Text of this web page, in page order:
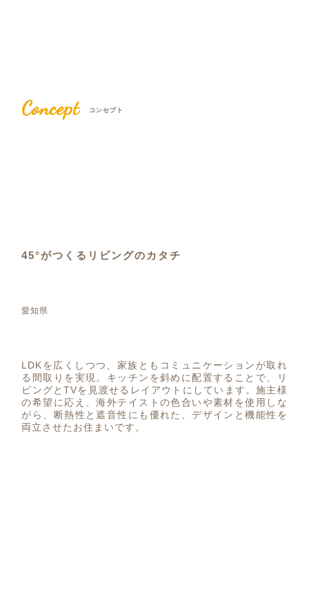
Concept コンセプト
45°がつくるリビングのカタチ
愛知県
LDKを広くしつつ、家族ともコミュニケーションが取れ
る間取りを実現。キッチンを斜めに配置することで、リ
ビングとTVを見渡せるレイアウトにしています。施主様
の希望に応え、海外テイストの色合いや素材を使用しな
がら、断熱性と遮音性にも優れた、デザインと機能性を
両立させたお住まいです。